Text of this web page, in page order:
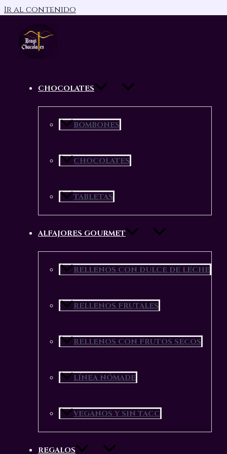
Ir al contenido
CHOCOLATES
BOMBONES
CHOCOLATES
TABLETAS
ALFAJORES GOURMET
RELLENOS CON DULCE DE LECHE
RELLENOS FRUTALES
RELLENOS CON FRUTOS SECOS
LÍNEA NÓMADE
VEGANOS Y SIN TACC
REGALOS
Bragi te da la bienvenida
Hechos con amor, creados en familia.
CONTACTANOS
Santiago y Tobías
Jathors SRL
Alfajores gourmet
El arte del chocolate manifestado en alfajores.